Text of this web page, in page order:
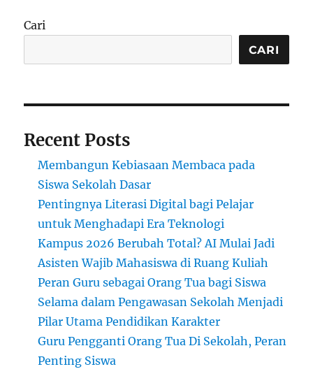
Semarang
Cari
CARI
Recent Posts
Membangun Kebiasaan Membaca pada
Siswa Sekolah Dasar
Pentingnya Literasi Digital bagi Pelajar
untuk Menghadapi Era Teknologi
Kampus 2026 Berubah Total? AI Mulai Jadi
Asisten Wajib Mahasiswa di Ruang Kuliah
Peran Guru sebagai Orang Tua bagi Siswa
Selama dalam Pengawasan Sekolah Menjadi
Pilar Utama Pendidikan Karakter
Guru Pengganti Orang Tua Di Sekolah, Peran
Penting Siswa